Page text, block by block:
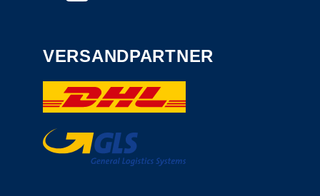
VERSANDPARTNER